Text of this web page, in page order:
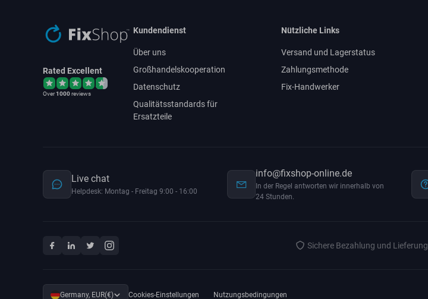
Rated Excellent
Over1000reviews
Kundendienst
Über uns
Großhandelskooperation
Datenschutz
Qualitätsstandards für
Ersatzteile
Nützliche Links
Versand und Lagerstatus
Zahlungsmethode
Fix-Handwerker
Live chat
Helpdesk: Montag - Freitag 9:00 - 16:00
info@fixshop-online.de
In der Regel antworten wir innerhalb von
24 Stunden.
Sichere Bezahlung und Lieferung
Germany, EUR(€) Cookies-Einstellungen Nutzungsbedingungen